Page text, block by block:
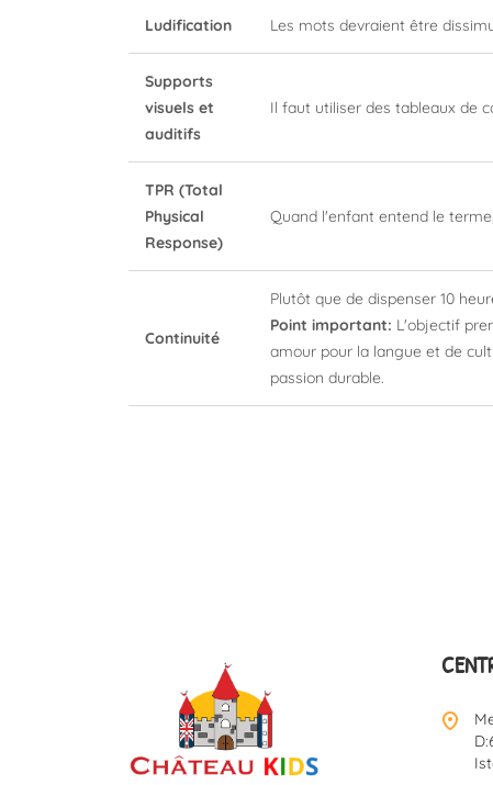
Ludification Les mots devraient être
Supports
visuels et
auditifs
Il faut utiliser des tableaux de
TPR (Total
Physical
Response)
Quand l'enfant entend le
Continuité
Plutôt que de dispenser 10
Point important: L'objectif
amour pour la langue et de
passion durable.